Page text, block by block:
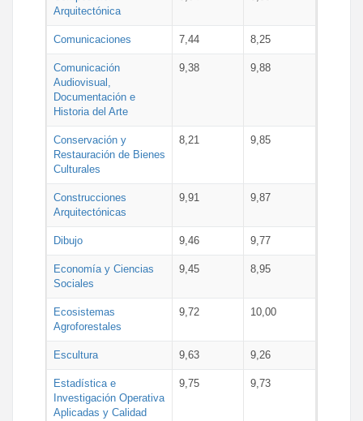
Arquitectónica
Comunicaciones 7,44 8,25
Comunicación
Audiovisual,
Documentación e
Historia del Arte
9,38 9,88
Conservación y
Restauración de Bienes
Culturales
8,21 9,85
Construcciones
Arquitectónicas
9,91 9,87
Dibujo 9,46 9,77
Economía y Ciencias
Sociales
9,45 8,95
Ecosistemas
Agroforestales
9,72 10,00
Escultura 9,63 9,26
Estadística e
Investigación Operativa
Aplicadas y Calidad
9,75 9,73